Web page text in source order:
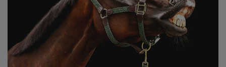
Dobór rozmiaru
Rozmiar paska dobiera się do obwodu talii
mierzonego na pasku bryczesów (nie do gołego
brzucha). Producenci stosują system rozmiarów